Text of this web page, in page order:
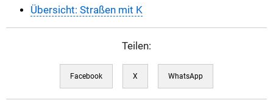
Übersicht: Straßen mit K
Teilen:
Facebook X WhatsApp